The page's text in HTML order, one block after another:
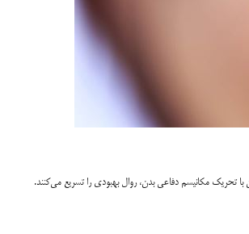
تحریک مکانیسم دفاعی بدن، روال بهبودی را تسریع می‌کنند.